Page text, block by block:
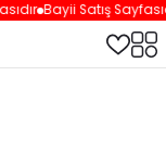
Bayii Satış